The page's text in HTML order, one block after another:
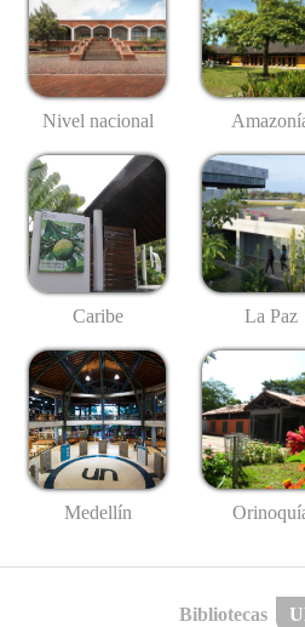
Nivel nacional
Caribe La Paz
Medellín
Bibliotecas